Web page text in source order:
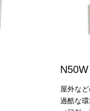
N50W
屋外な
過酷な